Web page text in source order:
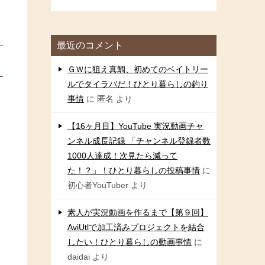
最近のコメント
ＧＷに狙え真鯛、初めてのベイトリー
ルでタイラバだ！ひとり暮らしの釣り
事情 に 匿名 より
【16ヶ月目】YouTube 実況動画チャ
ンネル成長記録 「チャンネル登録者数
1000人達成！次見たら減って
た！？」！ひとり暮らしの投稿事情 に
初心者YouTuber より
素人が実況動画を作るまで【第９回】
AviUtlで加工済みプロジェクトを結合
したい！ひとり暮らしの動画事情 に
daidai より